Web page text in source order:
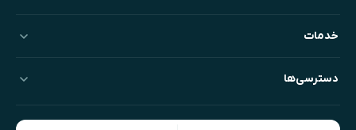
خدمات
دسترسی‌ها